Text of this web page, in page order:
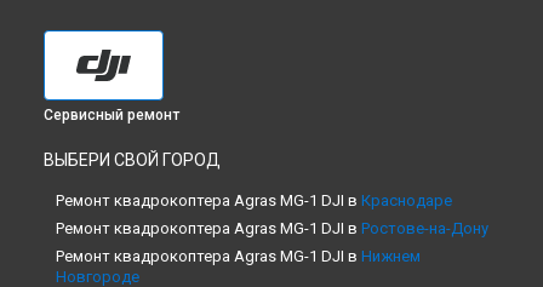
Сервисный ремонт
ВЫБЕРИ СВОЙ ГОРОД
Ремонт квадрокоптера Agras MG-1 DJI в Краснодаре
Ремонт квадрокоптера Agras MG-1 DJI в Ростове-на-Дону
Ремонт квадрокоптера Agras MG-1 DJI в Нижнем
Новгороде